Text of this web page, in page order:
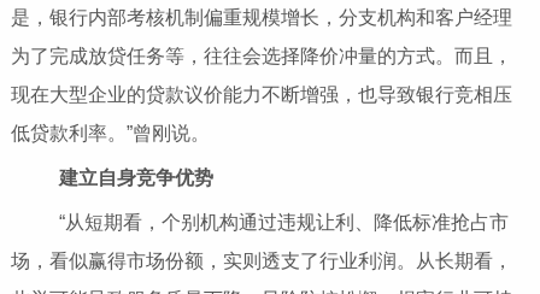
是，银行内部考核机制偏重规模增长，分支机构和客户经理
为了完成放贷任务等，往往会选择降价冲量的方式。而且，
现在大型企业的贷款议价能力不断增强，也导致银行竞相压
低贷款利率。”曾刚说。
建立自身竞争优势
“从短期看，个别机构通过违规让利、降低标准抢占市
场，看似赢得市场份额，实则透支了行业利润。从长期看，